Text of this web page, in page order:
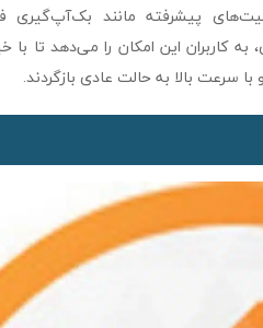
پیشرفته مانند بک‌آپ‌گیری
کاربران این امکان را می‌دهد تا با
سرعت بالا به حالت عادی بازگردند.